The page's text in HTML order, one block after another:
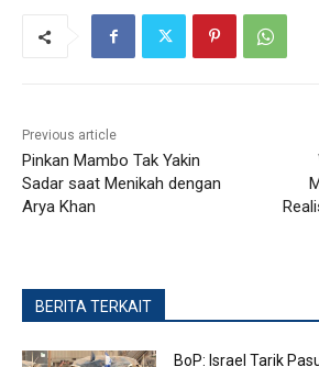
Previous article
Pinkan Mambo Tak Yakin
Sadar saat Menikah dengan
Arya Khan
BERITA TERKAIT
BoP: Israel Tarik